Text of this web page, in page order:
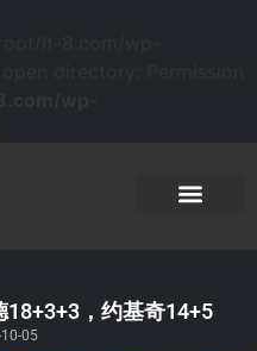
，约基奇14+5
05